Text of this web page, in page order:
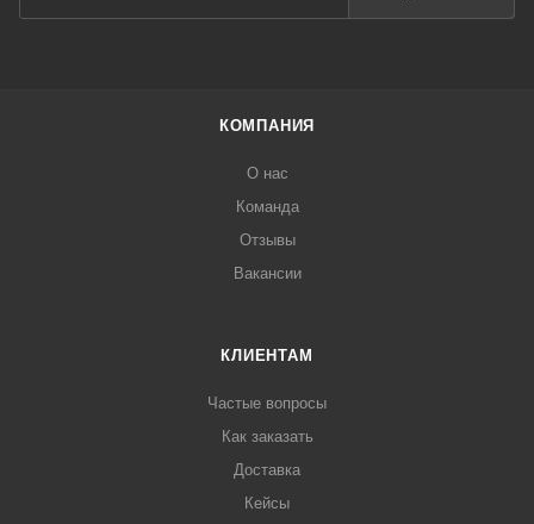
КОМПАНИЯ
О нас
Команда
Отзывы
Вакансии
КЛИЕНТАМ
Частые вопросы
Как заказать
Доставка
Кейсы